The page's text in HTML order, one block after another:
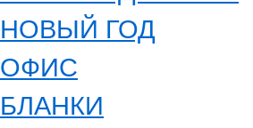
НОВЫЙ ГОД
ОФИС
БЛАНКИ